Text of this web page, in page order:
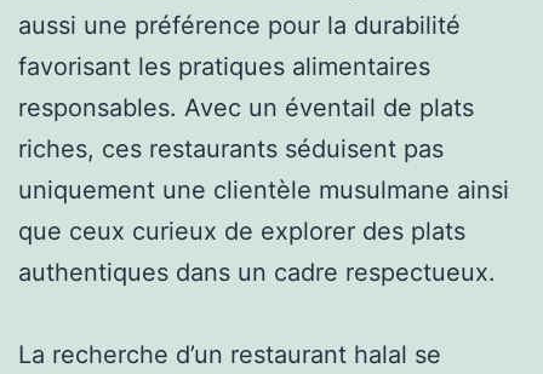
aussi une préférence pour la durabilité
favorisant les pratiques alimentaires
responsables. Avec un éventail de plats
riches, ces restaurants séduisent pas
uniquement une clientèle musulmane ainsi
que ceux curieux de explorer des plats
authentiques dans un cadre respectueux.
La recherche d’un restaurant halal se